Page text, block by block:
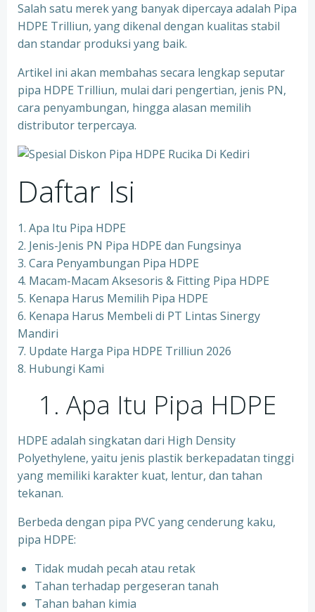
Salah satu merek yang banyak dipercaya adalah Pipa
HDPE Trilliun, yang dikenal dengan kualitas stabil
dan standar produksi yang baik.
Artikel ini akan membahas secara lengkap seputar
pipa HDPE Trilliun, mulai dari pengertian, jenis PN,
cara penyambungan, hingga alasan memilih
distributor terpercaya.
Daftar Isi
1. Apa Itu Pipa HDPE
2. Jenis-Jenis PN Pipa HDPE dan Fungsinya
3. Cara Penyambungan Pipa HDPE
4. Macam-Macam Aksesoris & Fitting Pipa HDPE
5. Kenapa Harus Memilih Pipa HDPE
6. Kenapa Harus Membeli di PT Lintas Sinergy
Mandiri
7. Update Harga Pipa HDPE Trilliun 2026
8. Hubungi Kami
1. Apa Itu Pipa HDPE
HDPE adalah singkatan dari High Density
Polyethylene, yaitu jenis plastik berkepadatan tinggi
yang memiliki karakter kuat, lentur, dan tahan
tekanan.
Berbeda dengan pipa PVC yang cenderung kaku,
pipa HDPE:
Tidak mudah pecah atau retak
Tahan terhadap pergeseran tanah
Tahan bahan kimia